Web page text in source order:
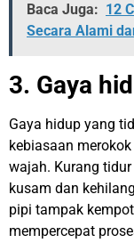
Baca Juga: 12
Secara Alami
3. Gaya
Gaya hidup yang
kebiasaan
wajah. Kurang
kusam dan
pipi tampak
mempercepat